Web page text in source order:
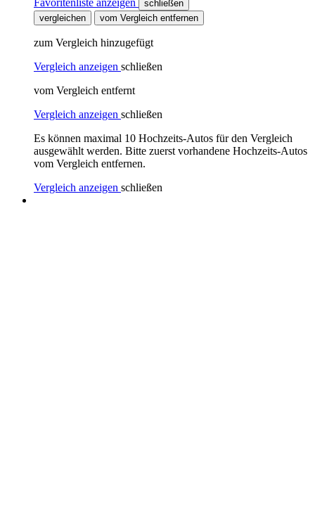
Favoritenliste anzeigen
schließen
vergleichen
vom Vergleich entfernen
zum Vergleich hinzugefügt
Vergleich anzeigen schließen
vom Vergleich entfernt
Vergleich anzeigen schließen
Es können maximal 10 Hochzeits-Autos für den Vergleich
ausgewählt werden. Bitte zuerst vorhandene Hochzeits-Autos
vom Vergleich entfernen.
Vergleich anzeigen schließen